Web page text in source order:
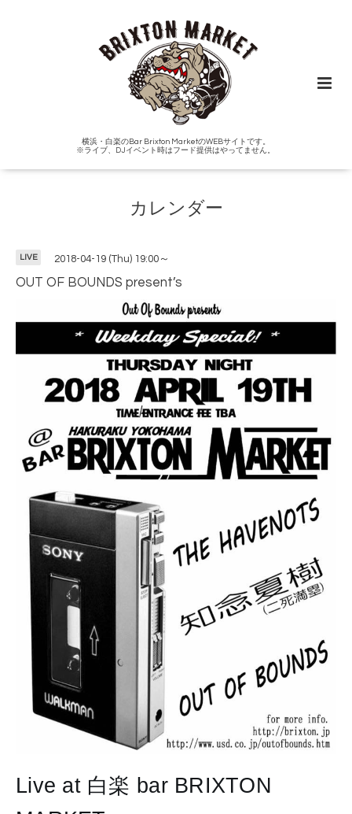
横浜・白楽のBar Brixton MarketのWEBサイトです。
※ライブ、DJイベント時はフード提供はやってません。
カレンダー
LIVE 2018-04-19 (Thu) 19:00～
OUT OF BOUNDS present’s
Live at 白楽 bar BRIXTON